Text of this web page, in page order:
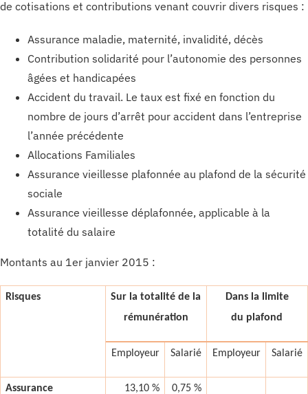
de cotisations et contributions venant couvrir divers risques :
Assurance maladie, maternité, invalidité, décès
Contribution solidarité pour l’autonomie des personnes
âgées et handicapées
Accident du travail. Le taux est fixé en fonction du
nombre de jours d’arrêt pour accident dans l’entreprise
l’année précédente
Allocations Familiales
Assurance vieillesse plafonnée au plafond de la sécurité
sociale
Assurance vieillesse déplafonnée, applicable à la
totalité du salaire
Montants au 1er janvier 2015 :
Risques
Sur la totalité de la
rémunération
Dans la limite
du plafond
Employeur Salarié Employeur Salarié
Assurance
13,10 % 0,75 %